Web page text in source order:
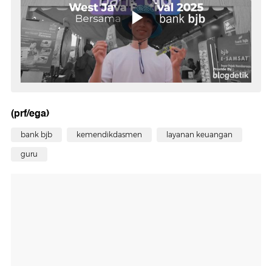
(prf/ega)
bank bjb kemendikdasmen layanan keuangan
guru